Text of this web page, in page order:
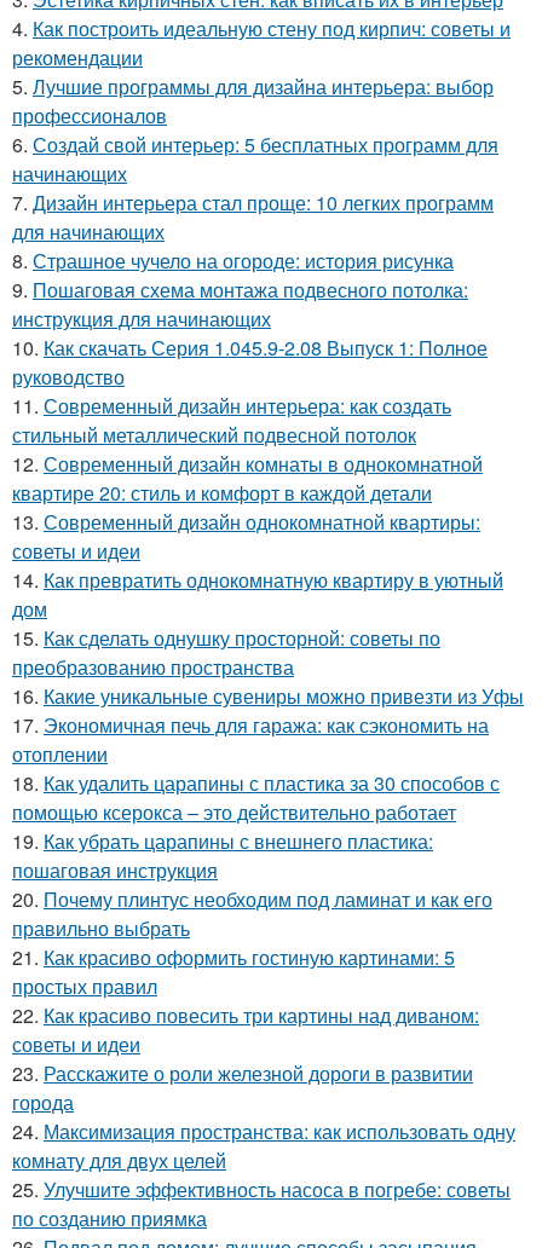
4. Как построить идеальную стену под кирпич: советы и
рекомендации
5. Лучшие программы для дизайна интерьера: выбор
профессионалов
6. Создай свой интерьер: 5 бесплатных программ для
начинающих
7. Дизайн интерьера стал проще: 10 легких программ
для начинающих
8. Страшное чучело на огороде: история рисунка
9. Пошаговая схема монтажа подвесного потолка:
инструкция для начинающих
10. Как скачать Серия 1.045.9-2.08 Выпуск 1: Полное
руководство
11. Современный дизайн интерьера: как создать
стильный металлический подвесной потолок
12. Современный дизайн комнаты в однокомнатной
квартире 20: стиль и комфорт в каждой детали
13. Современный дизайн однокомнатной квартиры:
советы и идеи
14. Как превратить однокомнатную квартиру в уютный
дом
15. Как сделать однушку просторной: советы по
преобразованию пространства
16. Какие уникальные сувениры можно привезти из Уфы
17. Экономичная печь для гаража: как сэкономить на
отоплении
18. Как удалить царапины с пластика за 30 способов с
помощью ксерокса – это действительно работает
19. Как убрать царапины с внешнего пластика:
пошаговая инструкция
20. Почему плинтус необходим под ламинат и как его
правильно выбрать
21. Как красиво оформить гостиную картинами: 5
простых правил
22. Как красиво повесить три картины над диваном:
советы и идеи
23. Расскажите о роли железной дороги в развитии
города
24. Максимизация пространства: как использовать одну
комнату для двух целей
25. Улучшите эффективность насоса в погребе: советы
по созданию приямка